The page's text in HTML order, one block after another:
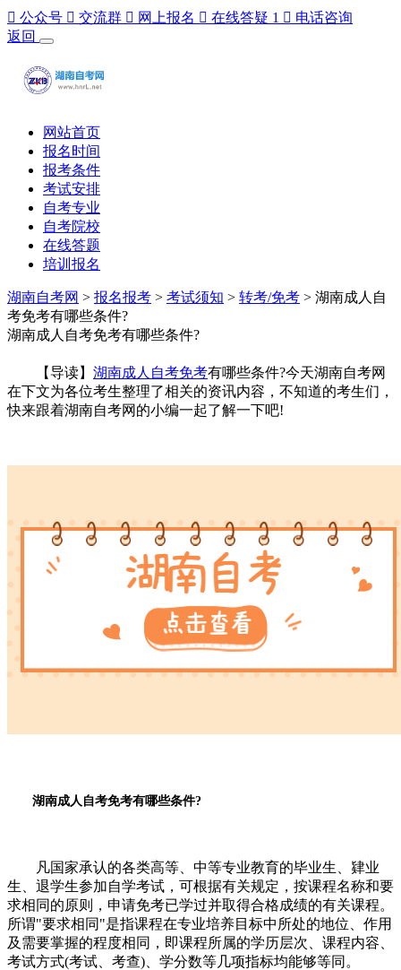
 公众号  交流群  网上报名  在线答疑 1  电话咨询
返回
网站首页
报名时间
报考条件
考试安排
自考专业
自考院校
在线答题
培训报名
湖南自考网 > 报名报考 > 考试须知 > 转考/免考 > 湖南成人自
考免考有哪些条件?
湖南成人自考免考有哪些条件?
【导读】 湖南成人自考免考有哪些条件?今天湖南自考网
在下文为各位考生整理了相关的资讯内容，不知道的考生们，
快来跟着湖南自考网的小编一起了解一下吧!
湖南成人自考免考有哪些条件?
凡国家承认的各类高等、中等专业教育的毕业生、肄业
生、退学生参加自学考试，可根据有关规定，按课程名称和要
求相同的原则，申请免考已学过并取得合格成绩的有关课程。
所谓"要求相同"是指课程在专业培养目标中所处的地位、作用
及需要掌握的程度相同，即课程所属的学历层次、课程内容、
考试方式(考试、考查)、学分数等几项指标均能够等同。